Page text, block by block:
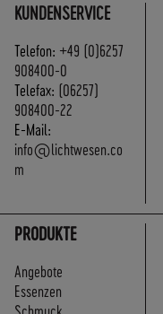
KUNDENSERVICE
Telefon: +49 (0)6257
908400-0
Telefax: (06257)
908400-22
E-Mail:
info@lichtwesen.co
m
PRODUKTE
Angebote
Essenzen
Schmuck